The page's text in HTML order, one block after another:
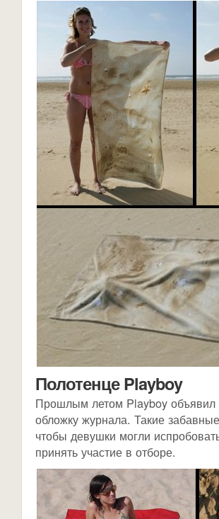
Полотенце Playboy
Прошлым летом Playboy объявил
обложку журнала. Такие
чтобы девушки могли
принять участие в отборе.